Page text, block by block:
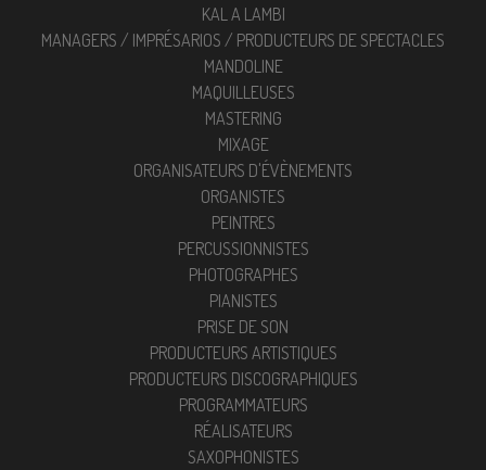
KAL A LAMBI
MANAGERS / IMPRÉSARIOS / PRODUCTEURS DE SPECTACLES
MANDOLINE
MAQUILLEUSES
MASTERING
MIXAGE
ORGANISATEURS D'ÉVÈNEMENTS
ORGANISTES
PEINTRES
PERCUSSIONNISTES
PHOTOGRAPHES
PIANISTES
PRISE DE SON
PRODUCTEURS ARTISTIQUES
PRODUCTEURS DISCOGRAPHIQUES
PROGRAMMATEURS
RÉALISATEURS
SAXOPHONISTES